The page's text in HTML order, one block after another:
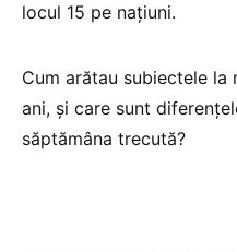
locul 15 pe națiuni.
Cum arătau subiectele
ani, și care sunt
săptămâna trecută?